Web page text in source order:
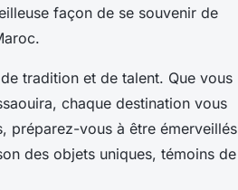
façon de se souvenir de
tradition et de talent. Que vous
chaque destination vous
préparez-vous à être émerveillés
des objets uniques, témoins de